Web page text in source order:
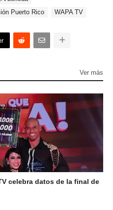
Puerto Rico WAPA TV
Ver más
celebra datos de la final de